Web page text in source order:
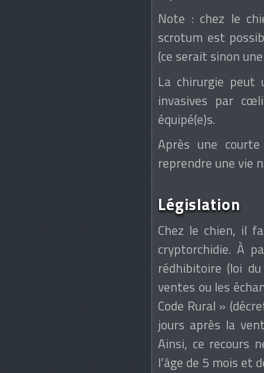
Note : chez le
scrotum est
(ce serait sinon
La chirurgie peut
invasives par
équipé(e)s.
Après une courte
reprendre une vie
Législation
Chez le chien, il
cryptorchidie. À
rédhibitoire (loi
ventes ou les
Code Rural »
jours après la
Ainsi, ce recours
l’âge de 5 mois et